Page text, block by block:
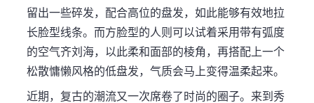
留出一些碎发，配合高位的盘发，如此能够有效地拉
长脸型线条。而方脸型的人则可以试着采用带有弧度
的空气齐刘海，以此柔和面部的棱角，再搭配上一个
松散慵懒风格的低盘发，气质会马上变得温柔起来。
近期，复古的潮流又一次席卷了时尚的圈子。来到秀